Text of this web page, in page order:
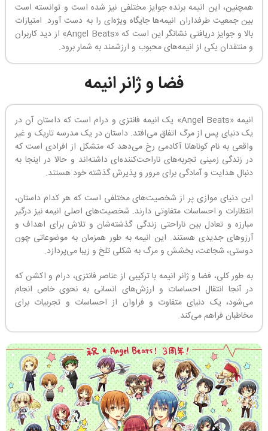
همچنین، این انیمه برنده جوایز مختلفی نیز شده است و توانسته است
بین جمعیت طرفداران انیمه‌ها جایگاه ویژه‌ای را به دست آورد. امتیازات
بالا و جوایز دریافتی نشانگر این است که «Angel Beats» از دید کاربران
و منتقدان یکی از انیمه‌های محبوب و ارزشمند به شمار برود.
فضا و ژانر انیمه
انیمه «Angel Beats» یک انیمه فانتزی و درام است که داستان آن در
یک دنیای پس از مرگ اتفاق می‌افتد. داستان در یک مدرسه تاریک و غیر
واقعی به نام کوناهانا آکادمی رخ می‌دهد که متشکل از افرادی است که
در زندگی زمینی تجربه‌های ناراحت‌کننده‌ای داشته‌اند و حالا در اینجا به
دنبال هدایت و آمادگی برای مرور و پذیرش گذشته خود‌ هستند.
این دنیای موازی پر از شخصیت‌های مختلفی است که هر کدام داستان،
انتظارات و احساسات متفاوتی دارند. شخصیت‌های اصلی انیمه نیز درگیر
مبارزه و تعادل بین ناراحتی زندگی گذشته‌شان و تلاش برای اهداف و
آرزوهای جدیدی هستند. این انیمه به طور همزمان به موضوعاتی چون
دوستی، شجاعت، بخشش و مرگ به شکلی تلخ و زیبا می‌پردازد.
به طور کلی، فضا و ژانر انیمه با ترکیبی از عناصر فانتزی، درام و اکشن که
در آنجا انتقال احساسات و ارزش‌های انسانی به نحوی خاص انجام
می‌شود، یک دنیای متفاوت و فراوان از احساسات و تجربیات برای
مخاطبان فراهم می‌کند.